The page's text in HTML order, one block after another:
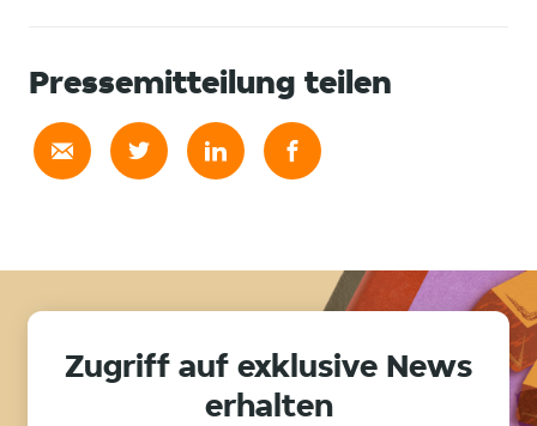
Pressemitteilung teilen
Zugriff auf exklusive News
erhalten